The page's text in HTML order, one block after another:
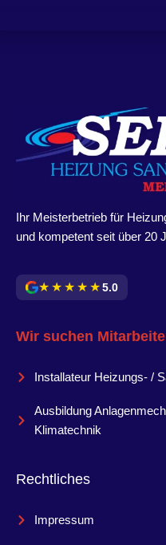
Ihr Meisterbetrieb für
und kompetent seit über 20
★★★★★5.0
Wir suchen
Installateur Heizungs- /
Ausbildung
Klimatechnik
Rechtliches
Impressum